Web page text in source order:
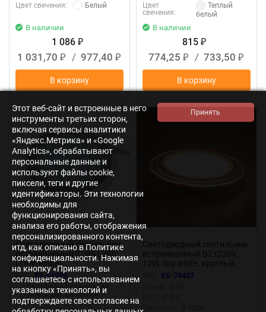
Цвет свечения:
Белый
В наличии
1 086 ₽
1 031,70 ₽ / 977,40 ₽
В корзину
Цвет
свечения:
Теплый
белый
В наличии
815 ₽
774,25 ₽ / 733,50 ₽
В корзину
Светодиодный светильник
встраиваемый IC-RS L200
(15W, White)
ES-51959
*:
Прозрачная стеклянная
рамка, декоративное
стекло.
D160mm, стеклянная
ES-78457
Этот веб-сайт и встроенные в него
инструменты третьих сторон,
включая сервисы аналитики
«Яндекс.Метрика» и «Google
Analytics», обрабатывают
персональные данные и
используют файлы cookie,
пиксели, теги и другие
идентификаторы. Эти технологии
необходимы для
функционирования сайта,
анализа его работы, отображения
персонализированного контента,
итд, как описано в Политике
конфиденциальности. Нажимая
на кнопку «Принять», вы
соглашаетесь с использованием
указанных технологий и
подтверждаете свое согласие на